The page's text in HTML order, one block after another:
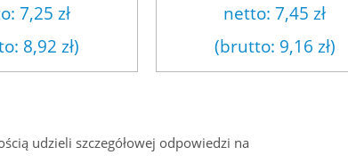
7,25 zł
8,92 zł)
netto:7,45 zł
(brutto: 9,16 zł)
udzieli szczegółowej odpowiedzi na